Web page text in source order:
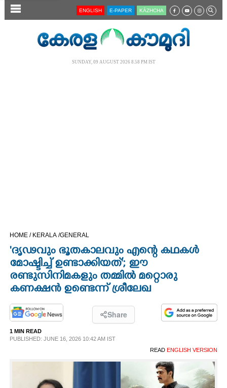
SECTIONS
CINEMA
OPINION
ENGLISH E-PAPER KĀZHCHA
SUNDAY, 09 AUGUST 2026 8.58 PM IST
HOME / KERALA /GENERAL
'ദൃഢവും ഭൂതകാലവും എന്റെ കഥകൾ
മോഷ്ടിച്ച് ഉണ്ടാക്കിയത്'; ഈ
രണ്ടുസിനിമകളും തമ്മിൽ മറ്റൊരു
കണക്ഷൻ ഉണ്ടെന്ന് ശ്രീലേഖ
Share
1 MIN READ
PUBLISHED: JUNE 16, 2026 10:42 AM IST
READ ENGLISH VERSION